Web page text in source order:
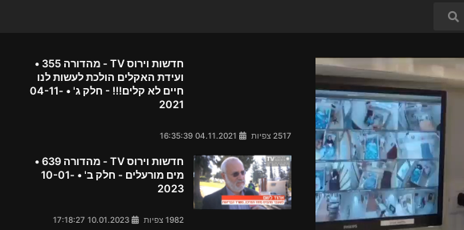
חדשות וירוס TV - מהדורה 355 •
ועידת האקלים הולכת לעשות לנו
חיים לא קלים!!! - חלק ג' • 04-11-
2021
2517 צפיות
חדשות וירוס TV - מהדורה 639 •
מים מורעלים - חלק ב' • 10-01-
2023
1982 צפיות